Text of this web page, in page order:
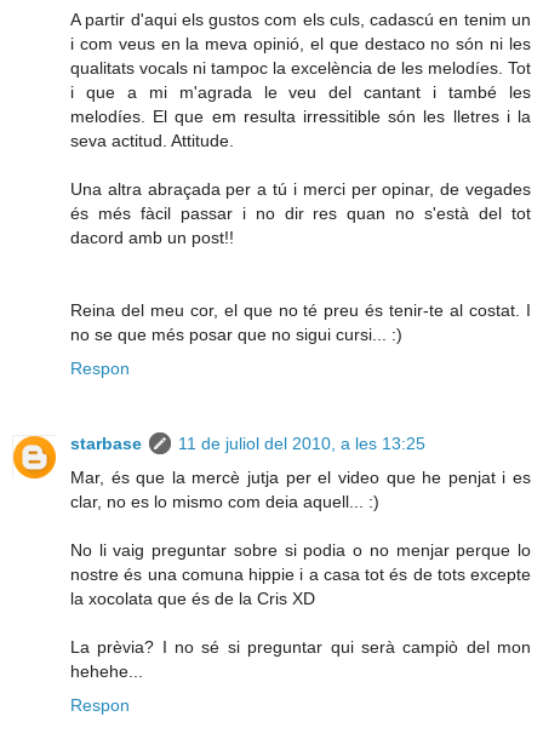
A partir d'aqui els gustos com els culs, cadascú en tenim un
i com veus en la meva opinió, el que destaco no són ni les
qualitats vocals ni tampoc la excelència de les melodíes. Tot
i que a mi m'agrada le veu del cantant i també les
melodíes. El que em resulta irressitible són les lletres i la
seva actitud. Attitude.
Una altra abraçada per a tú i merci per opinar, de vegades
és més fàcil passar i no dir res quan no s'està del tot
dacord amb un post!!
Reina del meu cor, el que no té preu és tenir-te al costat. I
no se que més posar que no sigui cursi... :)
Respon
starbase
11 de juliol del 2010, a les 13:25
Mar, és que la mercè jutja per el video que he penjat i es
clar, no es lo mismo com deia aquell... :)
No li vaig preguntar sobre si podia o no menjar perque lo
nostre és una comuna hippie i a casa tot és de tots excepte
la xocolata que és de la Cris XD
La prèvia? I no sé si preguntar qui serà campiò del mon
hehehe...
Respon